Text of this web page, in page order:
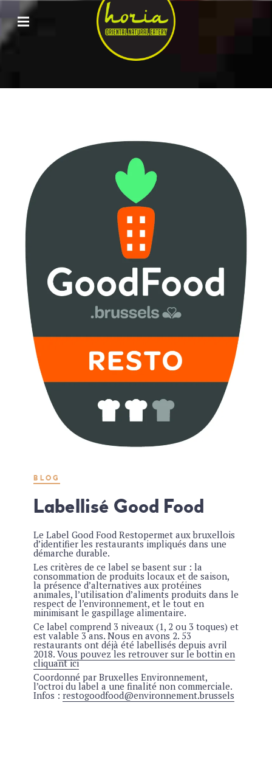
HORIA
ORIENTAL
NATURAL
EATERY
BLOG
Labellisé Good Food
Le Label Good Food Restopermet aux bruxellois
d’identifier les restaurants impliqués dans une
démarche durable.
Les critères de ce label se basent sur : la
consommation de produits locaux et de saison,
la présence d’alternatives aux protéines
animales, l’utilisation d’aliments produits dans le
respect de l’environnement, et le tout en
minimisant le gaspillage alimentaire.
Ce label comprend 3 niveaux (1, 2 ou 3 toques) et
est valable 3 ans. Nous en avons 2. 53
restaurants ont déjà été labellisés depuis avril
2018. Vous pouvez les retrouver sur le bottin en
cliquantici
Coordonné par Bruxelles Environnement,
l’octroi du label a une finalité non commerciale.
Infos : restogoodfood@environnement.brussels